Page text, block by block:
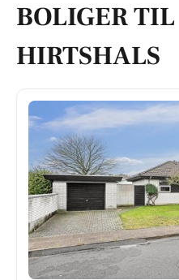
BOLIGER
HIRTSHALS